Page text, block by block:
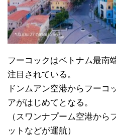
フーコックはベトナム最南
注目されている。
ドンムアン空港からフーコ
アがはじめてとなる。
（スワンナプーム空港から
ットなどが運航）